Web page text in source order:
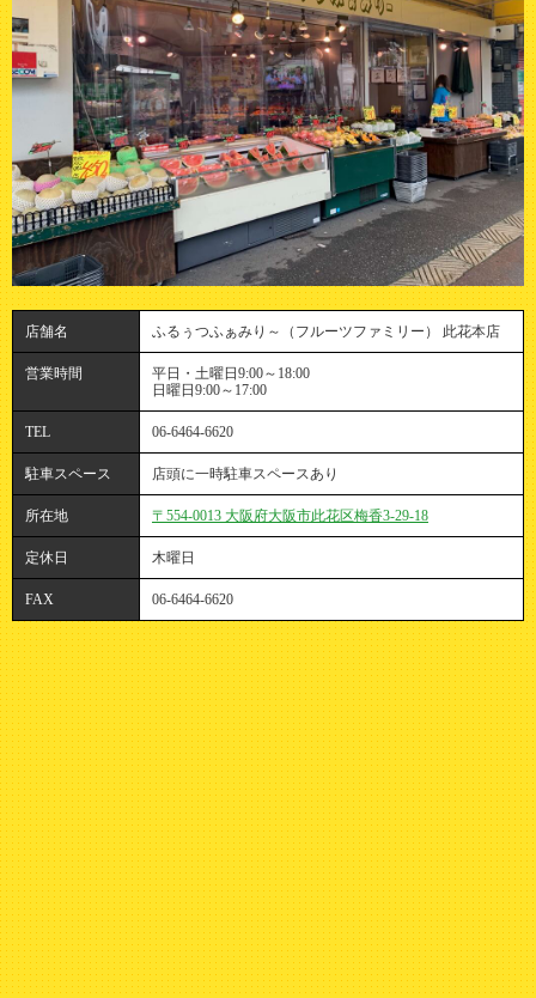
店舗名 ふるぅつふぁみり～（フルーツファミリー） 此花本店
営業時間
平日・土曜日9:00～18:00
日曜日9:00～17:00
TEL 06-6464-6620
駐車スペース 店頭に一時駐車スペースあり
所在地 〒554-0013 大阪府大阪市此花区梅香3-29-18
定休日 木曜日
FAX 06-6464-6620